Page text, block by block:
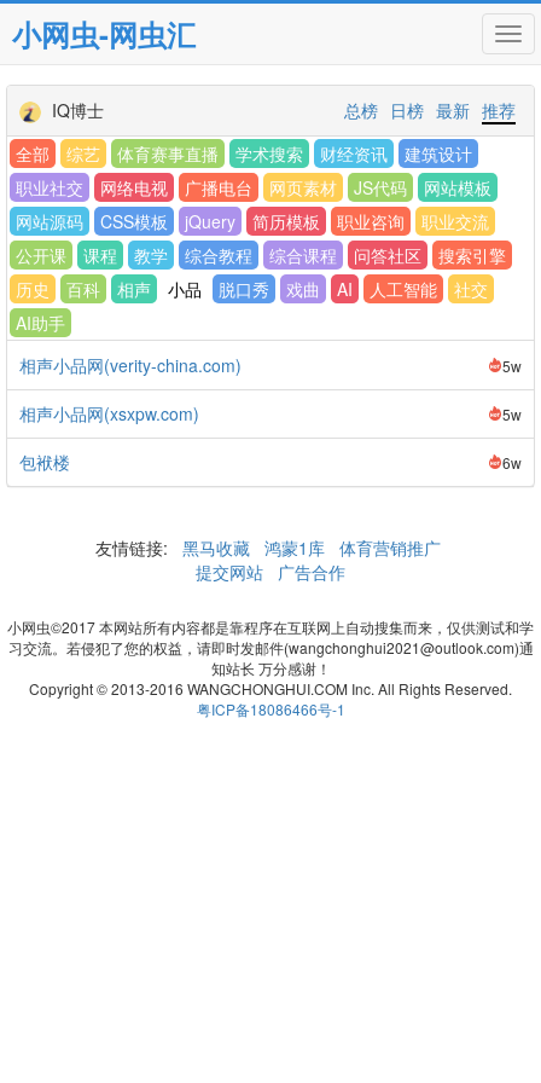
小网虫-网虫汇
IQ博士 推荐
最新
日榜
总榜
全部
综艺 体育赛事直播 学术搜索 财经资讯
建筑设计
职业社交
网络电视 广播电台 网页素材 JS代码
网站模板
网站源码
CSS模板 jQuery 简历模板 职业咨询
职业交流
公开课
课程 教学 综合教程 综合课程 问答社区
搜索引擎
历史
百科 相声 小品 脱口秀 戏曲 AI 人工智能
社交
AI助手
相声小品网(verity-china.com)
5w
相声小品网(xsxpw.com) 5w
包袱楼 6w
友情链接: 黑马收藏 鸿蒙1库 体育营销推广
提交网站
广告合作
小网虫©2017 本网站所有内容都是靠程序在互联网上自动搜集而来，仅供测试和学
习交流。若侵犯了您的权益，请即时发邮件(wangchonghui2021@outlook.com)通
知站长 万分感谢！
Copyright © 2013-2016 WANGCHONGHUI.COM Inc. All Rights Reserved.
粤ICP备18086466号-1